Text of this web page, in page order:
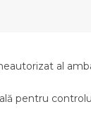
al
pentru